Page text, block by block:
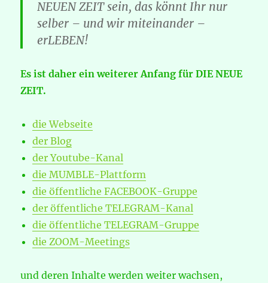
NEUEN ZEIT sein, das könnt Ihr nur
selber – und wir miteinander –
erLEBEN!
Es ist daher ein weiterer Anfang für DIE NEUE
ZEIT.
die Webseite
der Blog
der Youtube-Kanal
die MUMBLE-Plattform
die öffentliche FACEBOOK-Gruppe
der öffentliche TELEGRAM-Kanal
die öffentliche TELEGRAM-Gruppe
die ZOOM-Meetings
und deren Inhalte werden weiter wachsen,